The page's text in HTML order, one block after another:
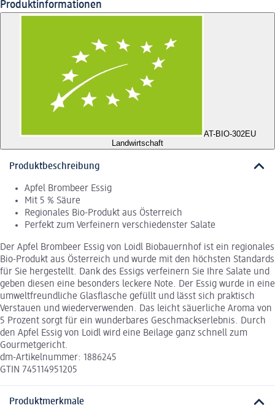
Produktinformationen
AT-BIO-302EU
Landwirtschaft
Produktbeschreibung
Apfel Brombeer Essig
Mit 5 % Säure
Regionales Bio-Produkt aus Österreich
Perfekt zum Verfeinern verschiedenster Salate
Der Apfel Brombeer Essig von Loidl Biobauernhof ist ein regionales
Bio-Produkt aus Österreich und wurde mit den höchsten Standards
für Sie hergestellt. Dank des Essigs verfeinern Sie Ihre Salate und
geben diesen eine besonders leckere Note. Der Essig wurde in eine
umweltfreundliche Glasflasche gefüllt und lässt sich praktisch
Verstauen und wiederverwenden. Das leicht säuerliche Aroma von
5 Prozent sorgt für ein wunderbares Geschmackserlebnis. Durch
den Apfel Essig von Loidl wird eine Beilage ganz schnell zum
Gourmetgericht.
dm-Artikelnummer: 1886245
GTIN 745114951205
Produktmerkmale